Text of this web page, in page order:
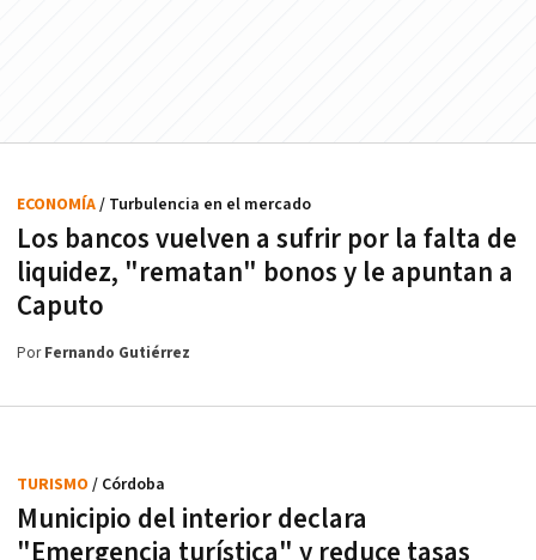
Los bancos vuelven a sufrir por la falta de
liquidez, "rematan" bonos y le apuntan a
Caputo
ECONOMÍA/ Turbulencia en el mercado
PorFernando Gutiérrez
Municipio del interior declara
TURISMO / Córdoba